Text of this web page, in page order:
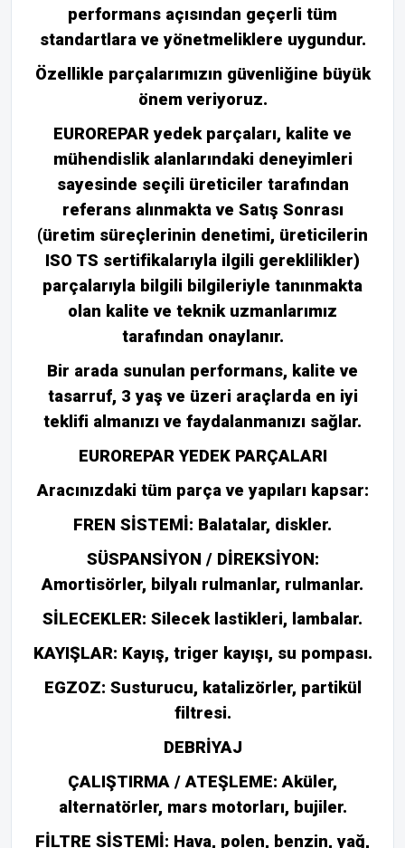
performans açısından geçerli tüm
standartlara ve yönetmeliklere uygundur.
Özellikle parçalarımızın güvenliğine büyük
önem veriyoruz.
EUROREPAR yedek parçaları, kalite ve
mühendislik alanlarındaki deneyimleri
sayesinde seçili üreticiler tarafından
referans alınmakta ve Satış Sonrası
(üretim süreçlerinin denetimi, üreticilerin
ISO TS sertifikalarıyla ilgili gereklilikler)
parçalarıyla bilgili bilgileriyle tanınmakta
olan kalite ve teknik uzmanlarımız
tarafından onaylanır.
Bir arada sunulan performans, kalite ve
tasarruf, 3 yaş ve üzeri araçlarda en iyi
teklifi almanızı ve faydalanmanızı sağlar.
EUROREPAR YEDEK PARÇALARI
Aracınızdaki tüm parça ve yapıları kapsar:
FREN SİSTEMİ: Balatalar, diskler.
SÜSPANSİYON / DİREKSİYON:
Amortisörler, bilyalı rulmanlar, rulmanlar.
SİLECEKLER: Silecek lastikleri, lambalar.
KAYIŞLAR: Kayış, triger kayışı, su pompası.
EGZOZ: Susturucu, katalizörler, partikül
filtresi.
DEBRİYAJ
ÇALIŞTIRMA / ATEŞLEME: Aküler,
alternatörler, mars motorları, bujiler.
FİLTRE SİSTEMİ: Hava, polen, benzin, yağ,